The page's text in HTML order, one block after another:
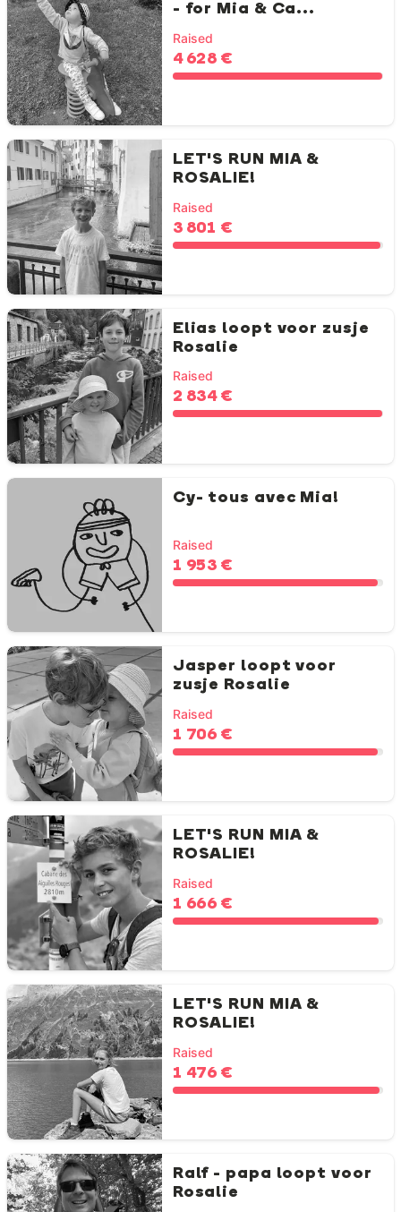
- for Mia & Ca...
Raised
4 628 €
LET'S RUN MIA &
ROSALIE!
Raised
3 801 €
Elias loopt voor zusje
Rosalie
Raised
2 834 €
Cy- tous avec Mia!
Raised
1 953 €
Jasper loopt voor
zusje Rosalie
Raised
1 706 €
LET'S RUN MIA &
ROSALIE!
Raised
1 666 €
LET'S RUN MIA &
ROSALIE!
Raised
1 476 €
Ralf - papa loopt voor
Rosalie